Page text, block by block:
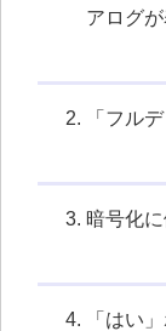
アログ
「フル
暗号化
「はい